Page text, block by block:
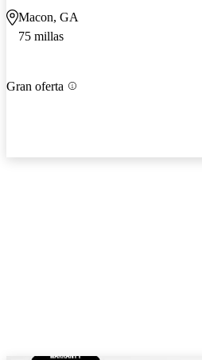
Macon, GA
75 millas
Gran oferta